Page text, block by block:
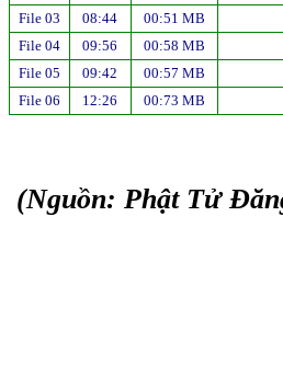
File 03
08:44
00:51 MB
File 04
09:56
00:58 MB
File 05
09:42
00:57 MB
File 06
12:26 00:73 MB
(Nguồn: Phật Tử